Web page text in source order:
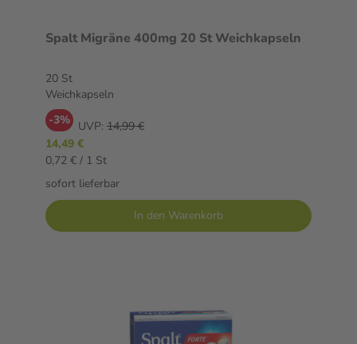
Spalt Migräne 400mg 20 St Weichkapseln
20 St
Weichkapseln
-3% UVP: 14,99 €
14,49 €
0,72 € / 1 St
sofort lieferbar
In den Warenkorb